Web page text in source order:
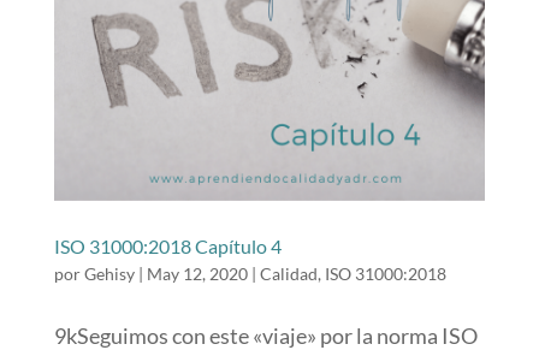
ISO 31000:2018 Capítulo 4
porGehisy| May 12, 2020| Calidad, ISO 31000:2018
9kSeguimos con este «viaje» por la norma ISO